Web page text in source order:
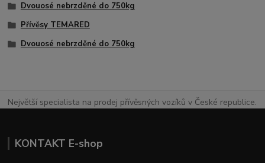
Dvouosé nebrzděné do 750kg
Přívěsy TEMARED
Dvouosé nebrzděné do 750kg
Největší specialista na prodej přívěsných vozíků v České republice.
KONTAKT E-shop